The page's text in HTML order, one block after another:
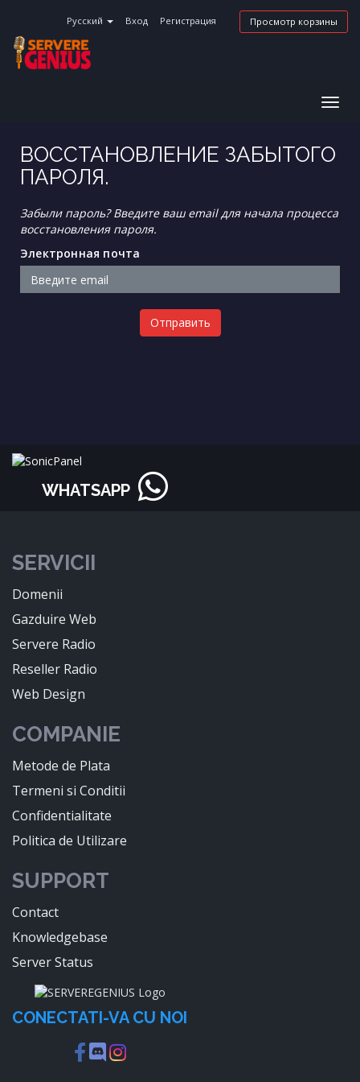
Русский Вход Регистрация Просмотр корзины
ВОССТАНОВЛЕНИЕ ЗАБЫТОГО
ПАРОЛЯ.
Забыли пароль? Введите ваш email для начала процесса
восстановления пароля.
Электронная почта
Отправить
WHATSAPP
SERVICII
Domenii
Gazduire Web
Servere Radio
Reseller Radio
Web Design
COMPANIE
Metode de Plata
Termeni si Conditii
Confidentialitate
Politica de Utilizare
SUPPORT
Contact
Knowledgebase
Server Status
CONECTATI-VA CU NOI